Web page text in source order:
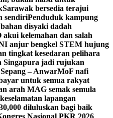
Sarawak bersedia terajui
sendiriPenduduk kampung
disyaki dadah
kelemahan dan salah
anjur bengkel STEM hujung
tingkat kesedaran pelihara
Singapura jadi rujukan
– AnwarMoF nafi
untuk semua rakyat
arah MAG semak semula
lapangan
diluluskan bagi baik